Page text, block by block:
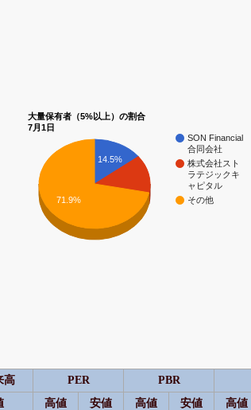
大量保有者（5%以上）の割合
7月1日
SON Financial
合同会社
株式会社スト
ラテジックキ
ャピタル
その他
14.5%
71.9%
高 PER PBR
高値 安値 高値 安値 高値